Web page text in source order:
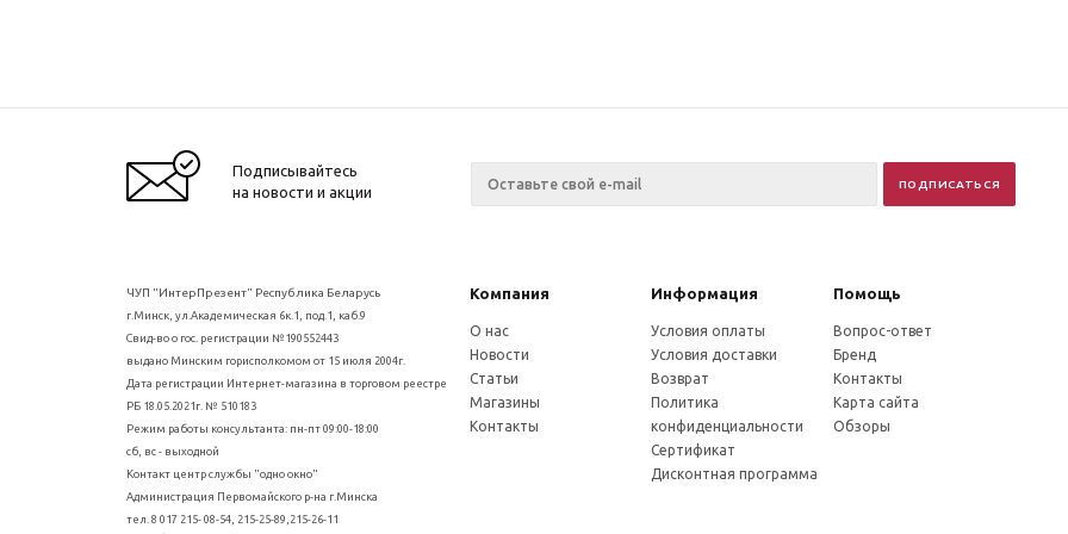
Подписывайтесь
на новости и акции
ЧУП "ИнтерПрезент" Республика Беларусь
г.Минск, ул.Академическая 6к.1, под.1, каб.9
Свид-во о гос. регистрации №190552443
выдано Минским горисполкомом от 15 июля 2004г.
Дата регистрации Интернет-магазина в торговом реестре
РБ 18.05.2021г. № 510183
Режим работы консультанта: пн-пт 09:00-18:00
сб, вс - выходной
Контакт центр службы "одно окно"
Администрация Первомайского р-на г.Минска
тел. 8 017 215- 08-54, 215-25-89,215-26-11
Компания Информация Помощь
О нас
Новости
Статьи
Магазины
Контакты
Условия оплаты
Условия доставки
Возврат
Политика
конфиденциальности
Сертификат
Дисконтная программа
Вопрос-ответ
Бренд
Контакты
Карта сайта
Обзоры